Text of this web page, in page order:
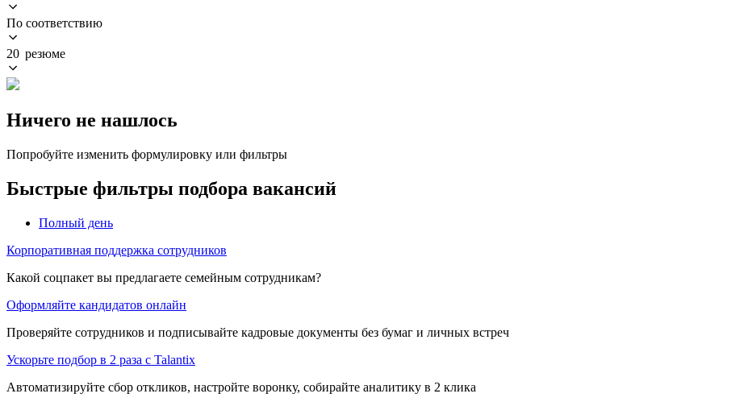
По соответствию
20 резюме
Ничего не нашлось
Попробуйте изменить формулировку или фильтры
Быстрые фильтры подбора вакансий
Полный день
Корпоративная поддержка сотрудников
Какой соцпакет вы предлагаете семейным сотрудникам?
Оформляйте кандидатов онлайн
Проверяйте сотрудников и подписывайте кадровые документы без бумаг и личных встреч
Ускорьте подбор в 2 раза с Talantix
Автоматизируйте сбор откликов, настройте воронку, собирайте аналитику в 2 клика